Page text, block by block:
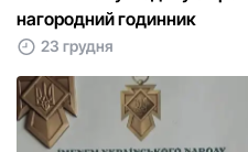
нагородний годинник
23 грудня